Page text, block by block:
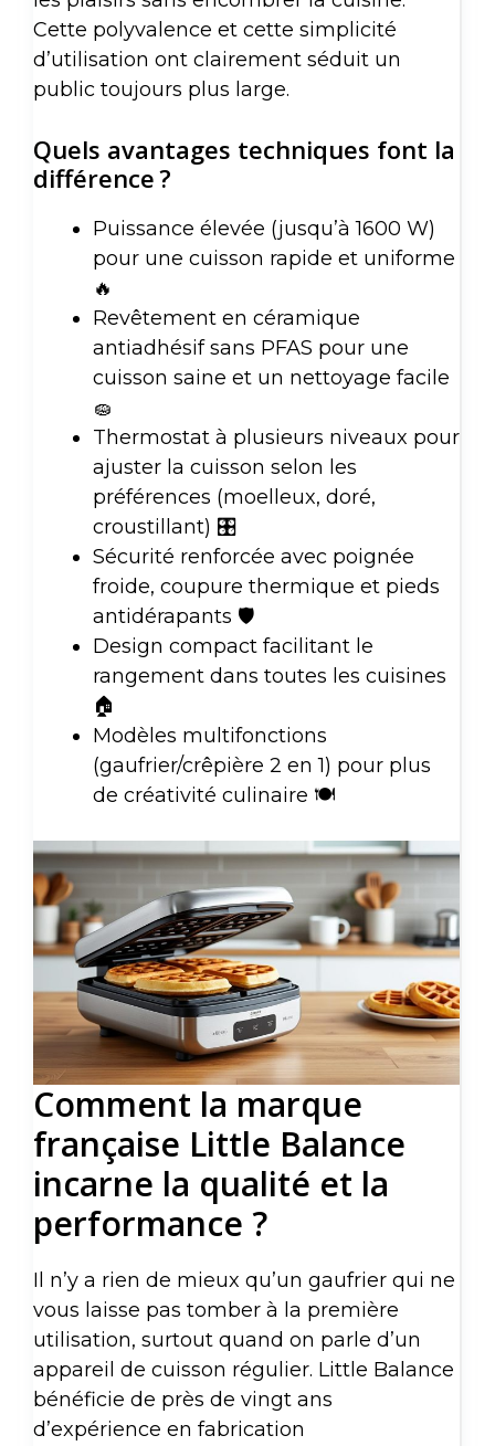
Cette polyvalence et cette simplicité
d’utilisation ont clairement séduit un
public toujours plus large.
Quels avantages techniques font la
différence ?
Puissance élevée (jusqu’à 1600 W)
pour une cuisson rapide et uniforme
🔥
Revêtement en céramique
antiadhésif sans PFAS pour une
cuisson saine et un nettoyage facile
🧽
Thermostat à plusieurs niveaux pour
ajuster la cuisson selon les
préférences (moelleux, doré,
croustillant) 🎛️
Sécurité renforcée avec poignée
froide, coupure thermique et pieds
antidérapants 🛡️
Design compact facilitant le
rangement dans toutes les cuisines
🏠
Modèles multifonctions
(gaufrier/crêpière 2 en 1) pour plus
de créativité culinaire 🍽️
Comment la marque
française Little Balance
incarne la qualité et la
performance ?
Il n’y a rien de mieux qu’un gaufrier qui ne
vous laisse pas tomber à la première
utilisation, surtout quand on parle d’un
appareil de cuisson régulier. Little Balance
bénéficie de près de vingt ans
d’expérience en fabrication